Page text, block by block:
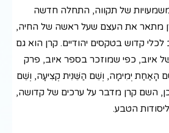
משמעויות של תקווה, התחלה חדשה
מתאר את העצם שעל ראשה של החיה,
קדוש בטקסים יהודיים. קרן הוא גם
איוב, כפי שמוזכר בספר איוב, פרק
הָאַחַת יְמִימָה, וְשֵׁם הַשֵּׁנִית קְצִיעָה, וְשֵׁם
השם קרן מדבר על ערכים של קדושה,
הטבע.